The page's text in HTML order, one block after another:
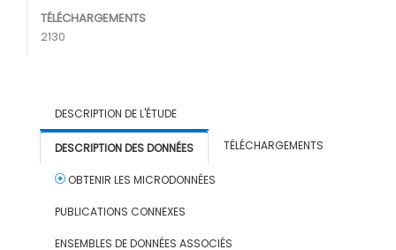
TÉLÉCHARGEMENTS
2130
DESCRIPTION DE L'ÉTUDE
DESCRIPTION DES DONNÉES TÉLÉCHARGEMENTS
OBTENIR LES MICRODONNÉES
PUBLICATIONS CONNEXES
ENSEMBLES DE DONNÉES ASSOCIÉS